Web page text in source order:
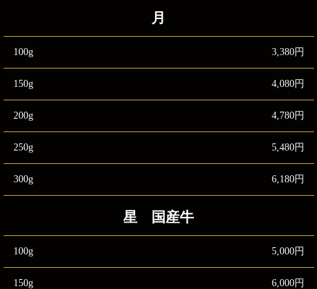
月
100g 3,380円
150g 4,080円
200g 4,780円
250g 5,480円
300g 6,180円
星 国産牛
100g 5,000円
150g 6,000円